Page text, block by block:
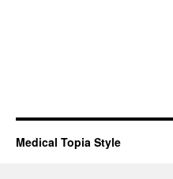
Medical Topia Style